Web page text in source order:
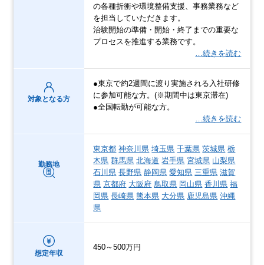
の各種折衝や環境整備支援、事務業務など
を担当していただきます。
治験開始の準備・開始・終了までの重要な
プロセスを推進する業務です。
…続きを読む
対象となる方
●東京で約2週間に渡り実施される入社研修
に参加可能な方。(※期間中は東京滞在)
●全国転勤が可能な方。
…続きを読む
勤務地
東京都 神奈川県 埼玉県 千葉県 茨城県 栃
木県 群馬県 北海道 岩手県 宮城県 山梨県
石川県 長野県 静岡県 愛知県 三重県 滋賀
県 京都府 大阪府 鳥取県 岡山県 香川県 福
岡県 長崎県 熊本県 大分県 鹿児島県 沖縄
県
想定年収
450～500万円